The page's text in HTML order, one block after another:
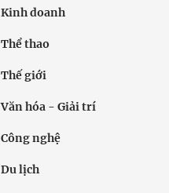
Kinh doanh
Thể thao
Thế giới
Văn hóa - Giải trí
Công nghệ
Du lịch